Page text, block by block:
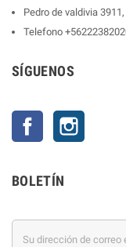
Pedro de valdivia
Telefono
SÍGUENOS
Facebook
BOLETÍN